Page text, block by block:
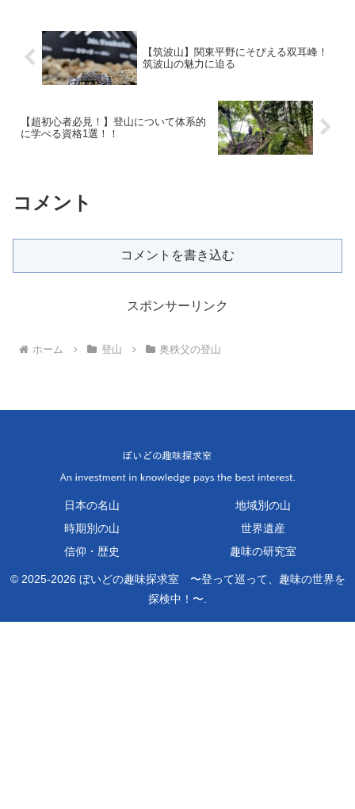
【筑波山】関東平野にそびえる双耳峰！
筑波山の魅力に迫る
【超初心者必見！】登山について体系的
に学べる資格1選！！
コメント
コメントを書き込む
スポンサーリンク
ホーム 登山 奥秩父の登山
日本の名山
地域別の山
時期別の山
世界遺産
信仰・歴史
趣味の研究室
© 2025-2026 ぼいどの趣味探求室 〜登って巡って、趣味の世界を
探検中！〜.